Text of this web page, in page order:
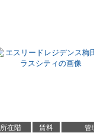
所在階 賃料 管